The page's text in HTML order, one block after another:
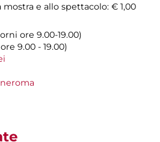
mostra e allo spettacolo: € 1,00
ore 9.00-19.00)
9.00 - 19.00)